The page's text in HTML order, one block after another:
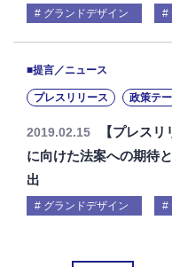
グランドデザイン
■提言／ニュース
プレスリリース 政策テ
2019.02.15
【プレス
に向けた法案への期待
出
グランドデザイン